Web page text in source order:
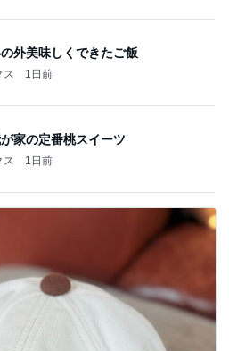
外美味しくできたご飯
ス 1日前
家の定番桃スイーツ
ス 1日前